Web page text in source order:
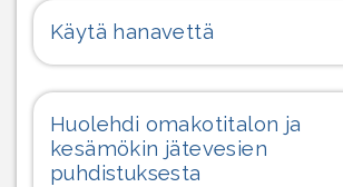
Käytä hanavettä
Huolehdi omakotitalon ja
kesämökin jätevesien
puhdistuksesta